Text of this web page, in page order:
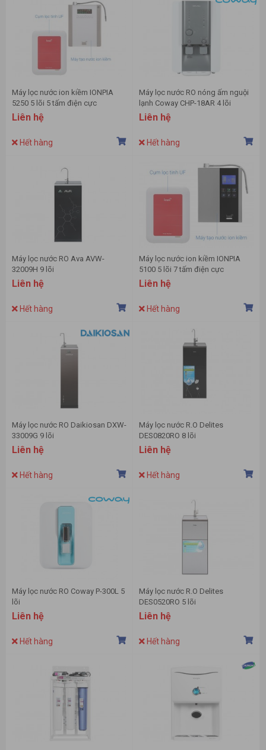
Máy lọc nước ion kiềm IONPIA
5250 5 lõi 5 tấm điện cực
Liên hệ
Hết hàng
Máy lọc nước RO nóng ấm nguội
lạnh Coway CHP-18AR 4 lõi
Liên hệ
Hết hàng
Máy lọc nước RO Ava AVW-
32009H 9 lõi
Liên hệ
Hết hàng
Máy lọc nước ion kiềm IONPIA
5100 5 lõi 7 tấm điện cực
Liên hệ
Hết hàng
Máy lọc nước RO Daikiosan DXW-
33009G 9 lõi
Liên hệ
Hết hàng
Máy lọc nước R.O Delites
DES0820RO 8 lõi
Liên hệ
Hết hàng
Máy lọc nước RO Coway P-300L 5
lõi
Liên hệ
Hết hàng
Máy lọc nước R.O Delites
DES0520RO 5 lõi
Liên hệ
Hết hàng